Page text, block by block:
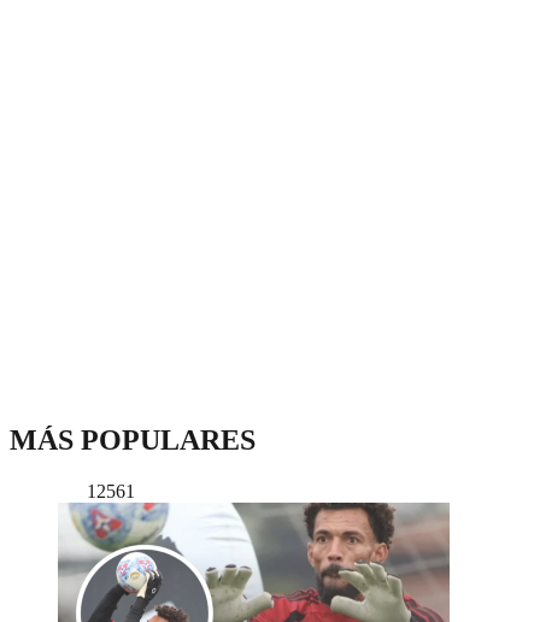
MÁS POPULARES
12561